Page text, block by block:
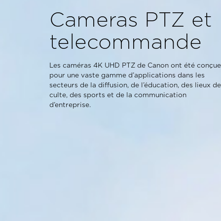
Cameras PTZ et
telecommande
Les caméras 4K UHD PTZ de Canon ont été
pour une vaste gamme d’applications dans les
secteurs de la diffusion, de l’éducation, des lieux de
culte, des sports et de la communication
d’entreprise.